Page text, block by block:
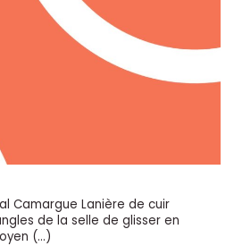
Camargue Lanière de cuir
de la selle de glisser en
(…)